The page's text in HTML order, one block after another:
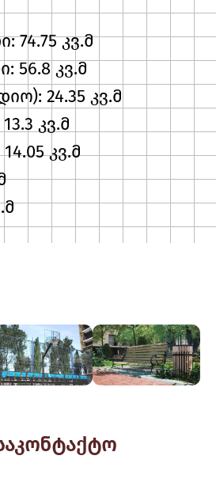
74.75 კვ.მ
56.8 კვ.მ
24.35 კვ.მ
კვ.მ
კვ.მ